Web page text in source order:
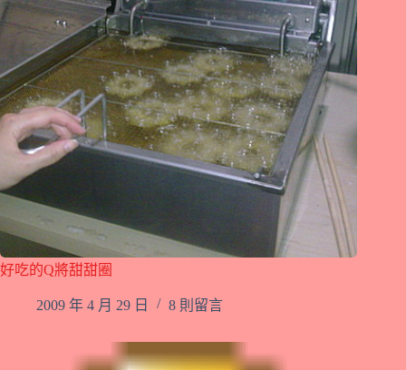
好吃的Q將甜甜圈
2009 年 4 月 29 日 8 則留言